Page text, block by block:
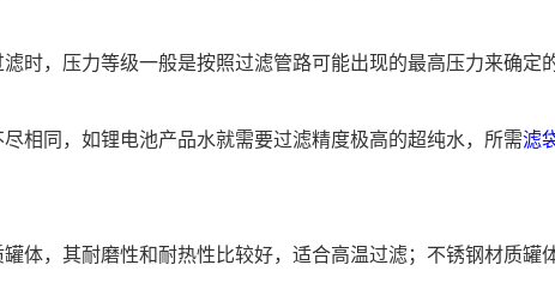
时，压力等级一般是按照过滤管路可能出现的最高压力来确定的
相同，如锂电池产品水就需要过滤精度极高的超纯水，所需滤
体，其耐磨性和耐热性比较好，适合高温过滤；不锈钢材质罐